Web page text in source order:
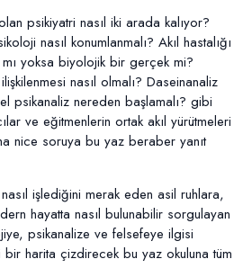
psikiyatri nasıl iki arada kalıyor?
nasıl konumlanmalı? Akıl hastalığı
yoksa biyolojik bir gerçek mi?
nasıl olmalı? Daseinanaliz
psikanaliz nereden başlamalı? gibi
ve eğitmenlerin ortak akıl yürütmeleri
nice soruya bu yaz beraber yanıt
nasıl işlediğini merak eden asil ruhlara,
hayatta nasıl bulunabilir sorgulayan
psikanalize ve felsefeye ilgisi
bir harita çizdirecek bu yaz okuluna tüm